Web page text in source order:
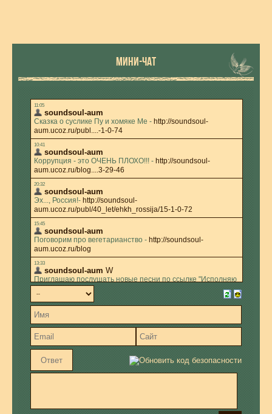
МИНИ-ЧАТ